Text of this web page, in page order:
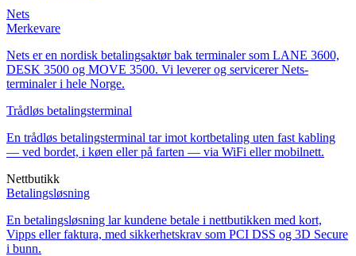
Nets
Merkevare
Nets er en nordisk betalingsaktør bak terminaler som LANE 3600,
DESK 3500 og MOVE 3500. Vi leverer og servicerer Nets-
terminaler i hele Norge.
Trådløs betalingsterminal
En trådløs betalingsterminal tar imot kortbetaling uten fast kabling
— ved bordet, i køen eller på farten — via WiFi eller mobilnett.
Nettbutikk
Betalingsløsning
En betalingsløsning lar kundene betale i nettbutikken med kort,
Vipps eller faktura, med sikkerhetskrav som PCI DSS og 3D Secure
i bunn.